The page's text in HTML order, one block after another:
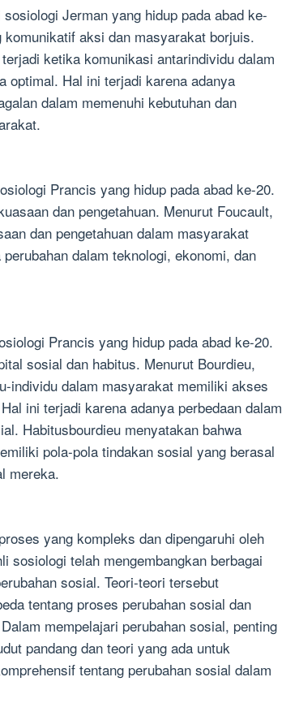
Jerman yang hidup pada abad ke-
aksi dan masyarakat borjuis.
ketika komunikasi antarindividu dalam
optimal. Hal ini terjadi karena adanya
dalam memenuhi kebutuhan dan
Prancis yang hidup pada abad ke-20.
dan pengetahuan. Menurut Foucault,
dan pengetahuan dalam masyarakat
dalam teknologi, ekonomi, dan
Prancis yang hidup pada abad ke-20.
sosial dan habitus. Menurut Bourdieu,
individu dalam masyarakat memiliki akses
ini terjadi karena adanya perbedaan dalam
Habitusbourdieu menyatakan bahwa
pola-pola tindakan sosial yang berasal
mereka.
yang kompleks dan dipengaruhi oleh
sosiologi telah mengembangkan berbagai
sosial. Teori-teori tersebut
tentang proses perubahan sosial dan
mempelajari perubahan sosial, penting
pandang dan teori yang ada untuk
tentang perubahan sosial dalam